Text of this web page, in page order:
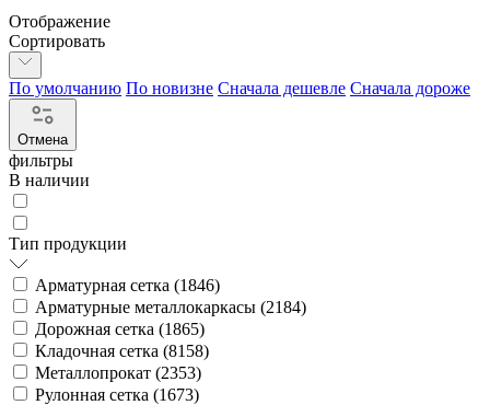
Отображение
Сортировать
По умолчанию По новизне Сначала дешевле Сначала дороже
Отмена
фильтры
В наличии
Тип продукции
Арматурная сетка (1846)
Арматурные металлокаркасы (2184)
Дорожная сетка (1865)
Кладочная сетка (8158)
Металлопрокат (2353)
Рулонная сетка (1673)